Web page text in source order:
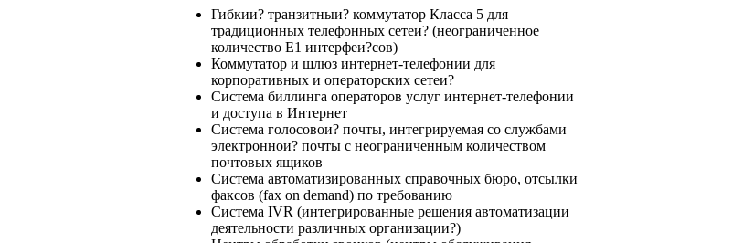
Гибкии? транзитныи? коммутатор Класса 5 для
традиционных телефонных сетеи? (неограниченное
количество E1 интерфеи?сов)
Коммутатор и шлюз интернет-телефонии для
корпоративных и операторских сетеи?
Система биллинга операторов услуг интернет-телефонии
и доступа в Интернет
Система голосовои? почты, интегрируемая со службами
электроннои? почты с неограниченным количеством
почтовых ящиков
Система автоматизированных справочных бюро, отсылки
факсов (fax on demand) по требованию
Система IVR (интегрированные решения автоматизации
деятельности различных организации?)